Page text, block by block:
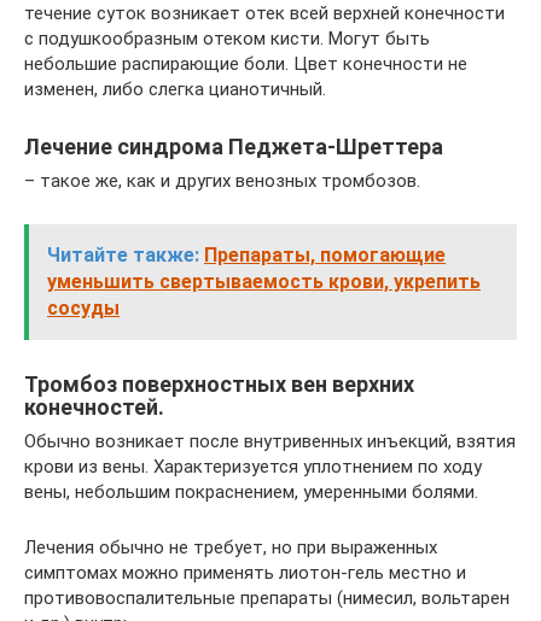
течение суток возникает отек всей верхней конечности
с подушкообразным отеком кисти. Могут быть
небольшие распирающие боли. Цвет конечности не
изменен, либо слегка цианотичный.
Лечение синдрома Педжета-Шреттера
– такое же, как и других венозных тромбозов.
Читайте также: Препараты, помогающие
уменьшить свертываемость крови, укрепить
сосуды
Тромбоз поверхностных вен верхних
конечностей.
Обычно возникает после внутривенных инъекций, взятия
крови из вены. Характеризуется уплотнением по ходу
вены, небольшим покраснением, умеренными болями.
Лечения обычно не требует, но при выраженных
симптомах можно применять лиотон-гель местно и
противовоспалительные препараты (нимесил, вольтарен